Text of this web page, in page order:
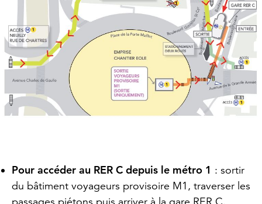
Pour accéder au RER C depuis le métro 1 : sortir
du bâtiment voyageurs provisoire M1, traverser les